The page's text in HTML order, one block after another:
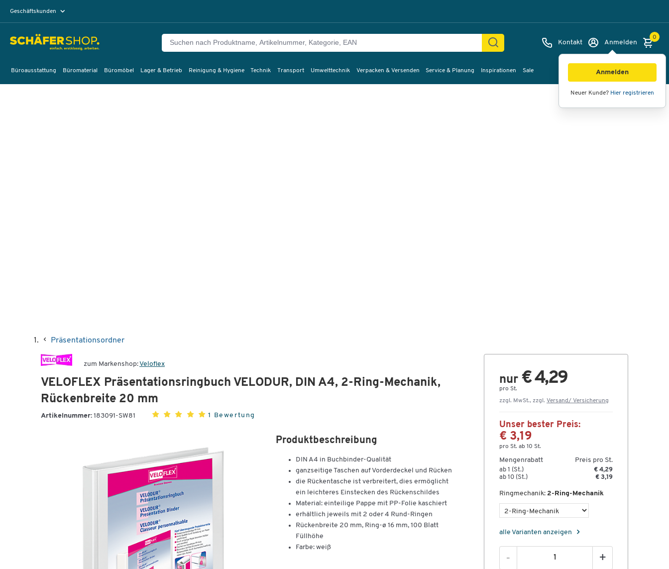
Geschäftskunden
Kontakt Anmelden
Anmelden
Neuer Kunde? Hier registrieren
0
Büroausstattung Büromaterial Büromöbel Lager & Betrieb Reinigung & Hygiene Technik Transport Umwelttechnik Verpacken & Versenden Service & Planung Inspirationen Sale
Präsentationsordner
zum Markenshop:Veloflex
VELOFLEX Präsentationsringbuch VELODUR, DIN A4, 2-Ring-Mechanik,
Rückenbreite 20 mm
Artikelnummer: 183091-SW81 1 Bewertung
Produktbeschreibung
DIN A4 in Buchbinder-Qualität
ganzseitige Taschen auf Vorderdeckel und Rücken
die Rückentasche ist verbreitert, dies ermöglicht
ein leichteres Einstecken des Rückenschildes
Material: einteilige Pappe mit PP-Folie kaschiert
erhältlich jeweils mit 2 oder 4 Rund-Ringen
Rückenbreite 20 mm, Ring-ø 16 mm, 100 Blatt
Füllhöhe
Farbe: weiß
nur € 4,29
pro St.
zzgl. MwSt., zzgl. Versand/ Versicherung
Unser bester Preis:
€ 3,19
pro St. ab 10 St.
Mengenrabatt Preis pro St.
ab 1 (St.)
€ 4,29
ab 10 (St.)
€ 3,19
Ringmechanik: 2-Ring-Mechanik
alle Varianten anzeigen
- +
Bilder Videos 360°-Ansicht